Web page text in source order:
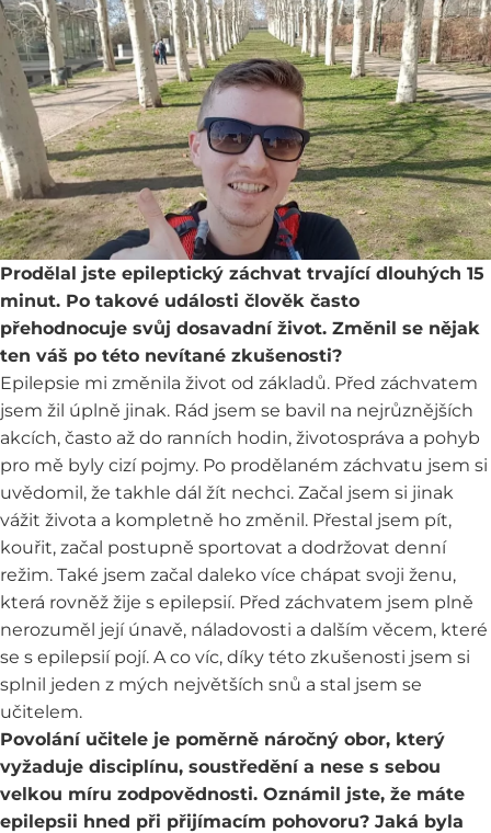
Prodělal jste epileptický záchvat trvající dlouhých 15
minut. Po takové události člověk často
přehodnocuje svůj dosavadní život. Změnil se nějak
ten váš po této nevítané zkušenosti?
Epilepsie mi změnila život od základů. Před záchvatem
jsem žil úplně jinak. Rád jsem se bavil na nejrůznějších
akcích, často až do ranních hodin, životospráva a pohyb
pro mě byly cizí pojmy. Po prodělaném záchvatu jsem si
uvědomil, že takhle dál žít nechci. Začal jsem si jinak
vážit života a kompletně ho změnil. Přestal jsem pít,
kouřit, začal postupně sportovat a dodržovat denní
režim. Také jsem začal daleko více chápat svoji ženu,
která rovněž žije s epilepsií. Před záchvatem jsem plně
nerozuměl její únavě, náladovosti a dalším věcem, které
se s epilepsií pojí. A co víc, díky této zkušenosti jsem si
splnil jeden z mých největších snů a stal jsem se
učitelem.
Povolání učitele je poměrně náročný obor, který
vyžaduje disciplínu, soustředění a nese s sebou
velkou míru zodpovědnosti. Oznámil jste, že máte
epilepsii hned při přijímacím pohovoru? Jaká byla